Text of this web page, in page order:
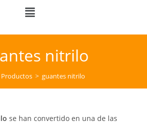
nitrilo
Productos > guantes nitrilo
se han convertido en una de las